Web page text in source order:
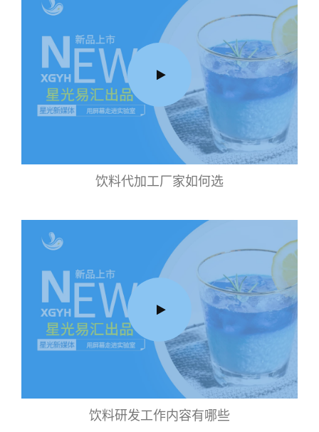
饮料代加工厂家如何选
饮料研发工作内容有哪些